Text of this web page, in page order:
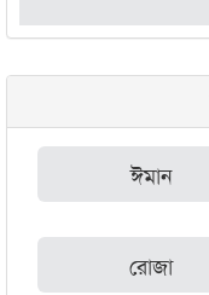
ঈমান
রোজা